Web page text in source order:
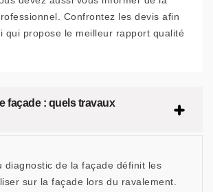
Confrontez les devis afin
qui propose le meilleur rapport qualité
façade : quels travaux
diagnostic de la façade définit les
sur la façade lors du ravalement.